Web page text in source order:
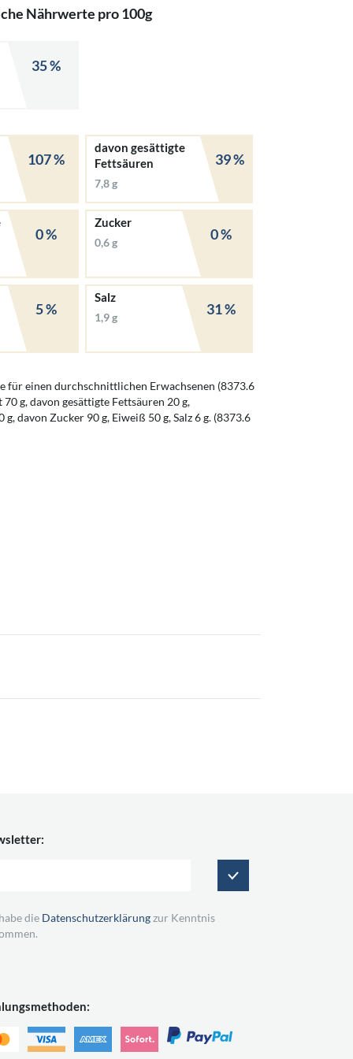
Nährwerte pro 100g
35 %
107 %
davon gesättigte
Fettsäuren
7,8 g
39 %
0 %
Zucker
0,6 g 0 %
5 %
Salz
1,9 g 31 %
für einen durchschnittlichen Erwachsenen (8373.6
g, davon gesättigte Fettsäuren 20 g,
davon Zucker 90 g, Eiweiß 50 g, Salz 6 g. (8373.6
die Datenschutzerklärungzur Kenntnis